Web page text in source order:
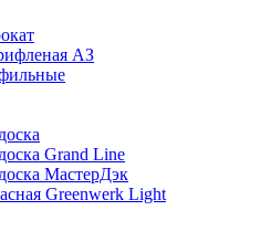
АЗ
Grand Line
МастерДэк
Greenwerk Light